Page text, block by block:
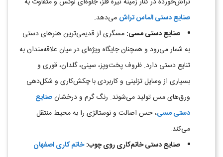
صنایع دستی الماس تراش می‌دهد.
صنایع دستی مسی: مسگری از قدیمی‌ترین هنرهای دستی
به شمار می‌رود و همچنان جایگاه ویژه‌ای در میان علاقه‌مندان به
تنایع دستی دارد. ظروف پخت‌وپز، سینی، گلدان، قوری و
بسیاری از وسایل تزئینی و کاربردی با چکش‌کاری و شکل‌دهی
ورق‌های مس تولید می‌شوند. رنگ گرم و درخشانصنایع
دستی مسی، حس اصالت و نوستالژی را به محیط منتقل
می‌کند.
صنایع دستی خاتم‌کاری روی چوب: خاتم‌ کاری اصفهان